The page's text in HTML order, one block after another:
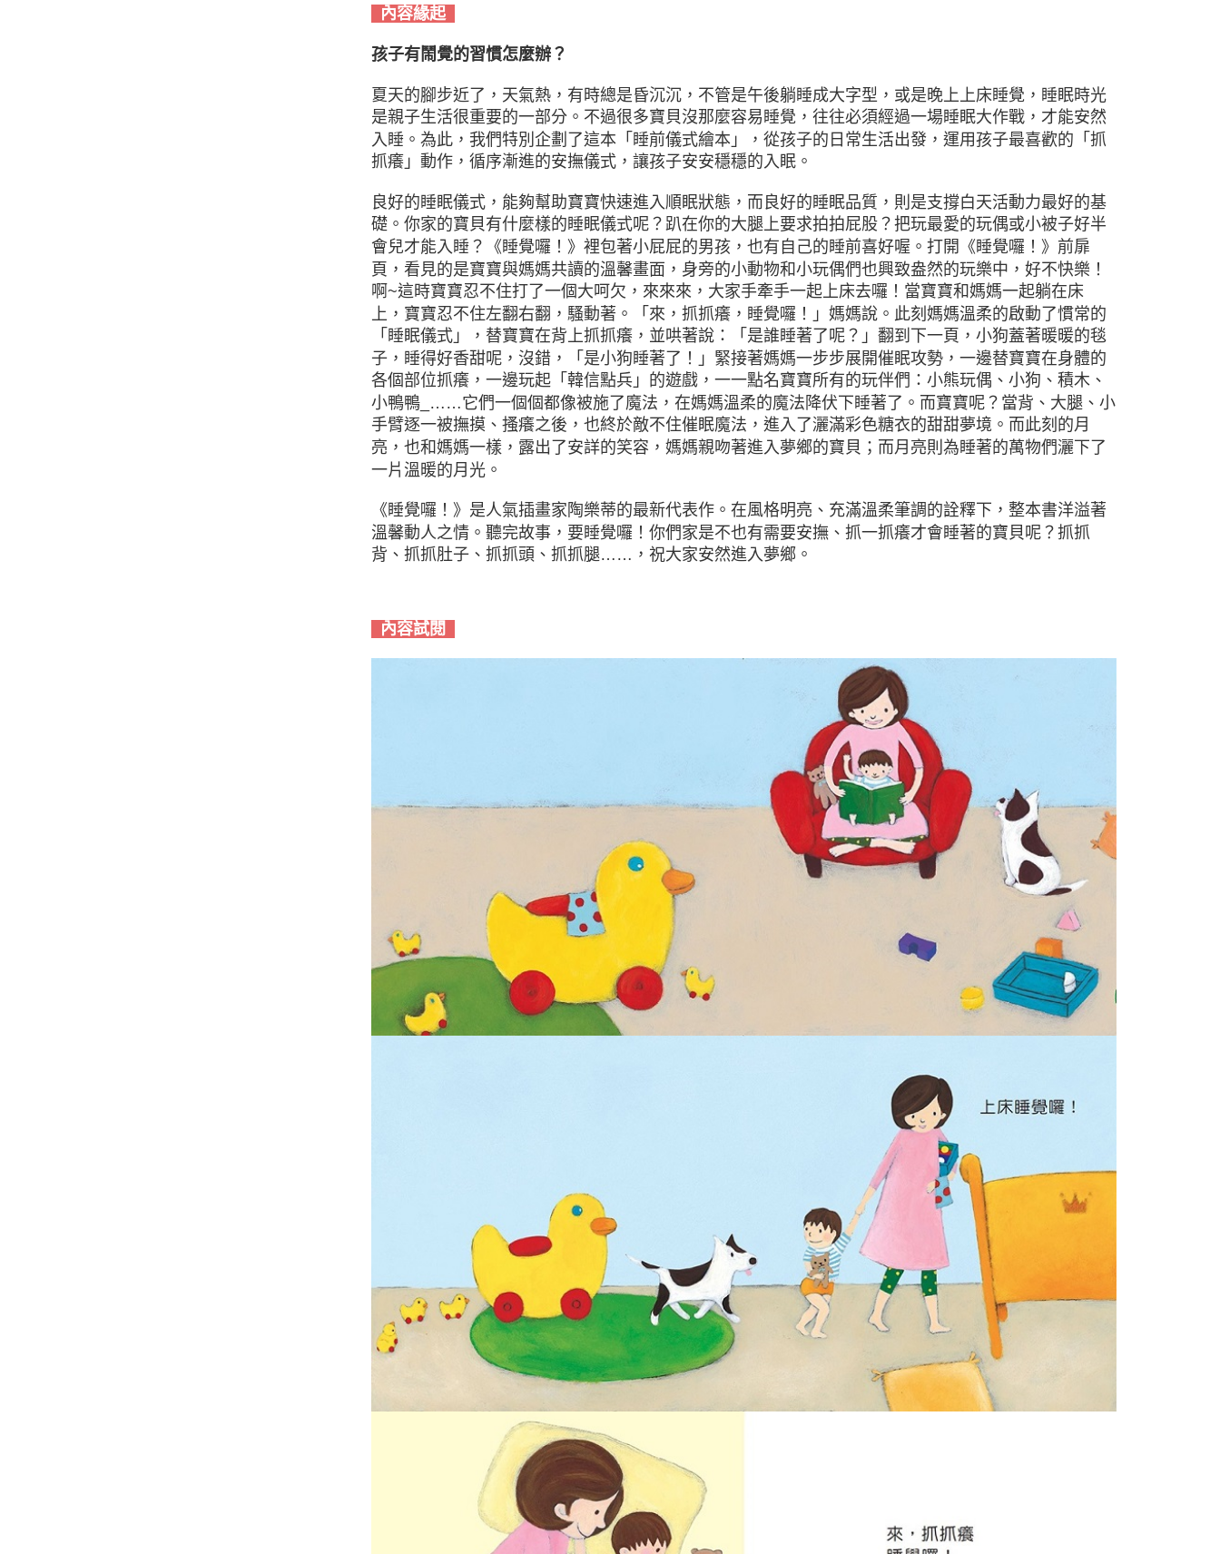
內容緣起
孩子有鬧覺的習慣怎麼辦？
夏天的腳步近了，天氣熱，有時總是昏沉沉，不管是午後躺睡成大字型，或是晚上上床睡覺，睡眠時光
是親子生活很重要的一部分。不過很多寶貝沒那麼容易睡覺，往往必須經過一場睡眠大作戰，才能安然
入睡。為此，我們特別企劃了這本「睡前儀式繪本」，從孩子的日常生活出發，運用孩子最喜歡的「抓
抓癢」動作，循序漸進的安撫儀式，讓孩子安安穩穩的入眠。
良好的睡眠儀式，能夠幫助寶寶快速進入順眠狀態，而良好的睡眠品質，則是支撐白天活動力最好的基
礎。你家的寶貝有什麼樣的睡眠儀式呢？趴在你的大腿上要求拍拍屁股？把玩最愛的玩偶或小被子好半
會兒才能入睡？《睡覺囉！》裡包著小屁屁的男孩，也有自己的睡前喜好喔。打開《睡覺囉！》前扉
頁，看見的是寶寶與媽媽共讀的溫馨畫面，身旁的小動物和小玩偶們也興致盎然的玩樂中，好不快樂！
啊~這時寶寶忍不住打了一個大呵欠，來來來，大家手牽手一起上床去囉！當寶寶和媽媽一起躺在床
上，寶寶忍不住左翻右翻，騷動著。「來，抓抓癢，睡覺囉！」媽媽說。此刻媽媽溫柔的啟動了慣常的
「睡眠儀式」，替寶寶在背上抓抓癢，並哄著說：「是誰睡著了呢？」翻到下一頁，小狗蓋著暖暖的毯
子，睡得好香甜呢，沒錯，「是小狗睡著了！」緊接著媽媽一步步展開催眠攻勢，一邊替寶寶在身體的
各個部位抓癢，一邊玩起「韓信點兵」的遊戲，一一點名寶寶所有的玩伴們：小熊玩偶、小狗、積木、
小鴨鴨_……它們一個個都像被施了魔法，在媽媽溫柔的魔法降伏下睡著了。而寶寶呢？當背、大腿、小
手臂逐一被撫摸、搔癢之後，也終於敵不住催眠魔法，進入了灑滿彩色糖衣的甜甜夢境。而此刻的月
亮，也和媽媽一樣，露出了安詳的笑容，媽媽親吻著進入夢鄉的寶貝；而月亮則為睡著的萬物們灑下了
一片溫暖的月光。
《睡覺囉！》是人氣插畫家陶樂蒂的最新代表作。在風格明亮、充滿溫柔筆調的詮釋下，整本書洋溢著
溫馨動人之情。聽完故事，要睡覺囉！你們家是不也有需要安撫、抓一抓癢才會睡著的寶貝呢？抓抓
背、抓抓肚子、抓抓頭、抓抓腿……，祝大家安然進入夢鄉。
內容試閱